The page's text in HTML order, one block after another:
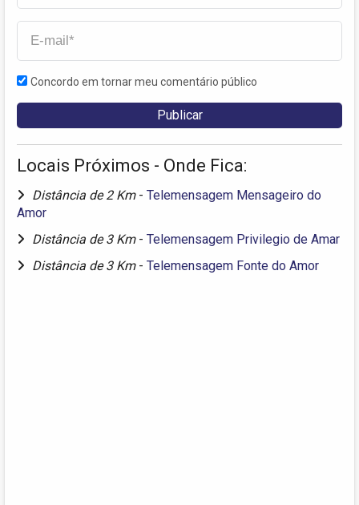
Concordo em tornar meu comentário público
Locais Próximos - Onde Fica:
Distância de 2 Km - Telemensagem Mensageiro do
Amor
Distância de 3 Km - Telemensagem Privilegio de Amar
Distância de 3 Km - Telemensagem Fonte do Amor